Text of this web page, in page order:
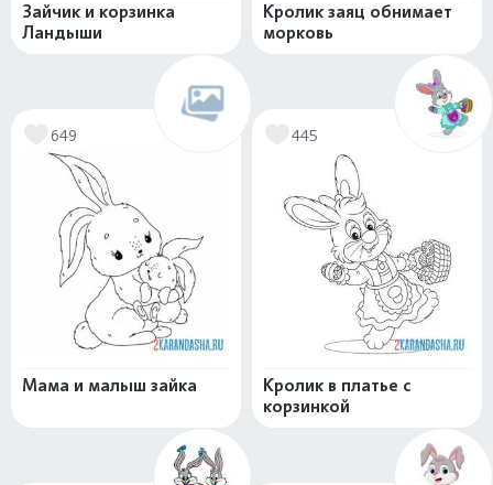
Зайчик и корзинка
Ландыши
Кролик заяц обнимает
морковь
649
Мама и малыш зайка
445
Кролик в платье с
корзинкой